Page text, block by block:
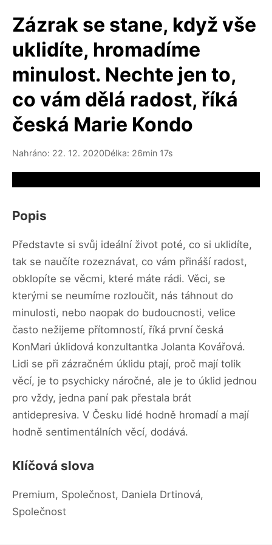
Zázrak se stane, když vše
uklidíte, hromadíme
minulost. Nechte jen to,
co vám dělá radost, říká
česká Marie Kondo
Nahráno: 22. 12. 2020Délka: 26min 17s
Popis
Představte si svůj ideální život poté, co si uklidíte,
tak se naučíte rozeznávat, co vám přináší radost,
obklopíte se věcmi, které máte rádi. Věci, se
kterými se neumíme rozloučit, nás táhnout do
minulosti, nebo naopak do budoucnosti, velice
často nežijeme přítomností, říká první česká
KonMari úklidová konzultantka Jolanta Kovářová.
Lidi se při zázračném úklidu ptají, proč mají tolik
věcí, je to psychicky náročné, ale je to úklid jednou
pro vždy, jedna paní pak přestala brát
antidepresiva. V Česku lidé hodně hromadí a mají
hodně sentimentálních věcí, dodává.
Klíčová slova
Premium, Společnost, Daniela Drtinová,
Společnost